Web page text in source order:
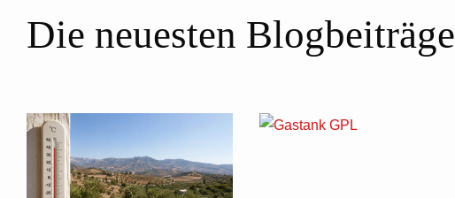
Die neuesten Blogbeiträge